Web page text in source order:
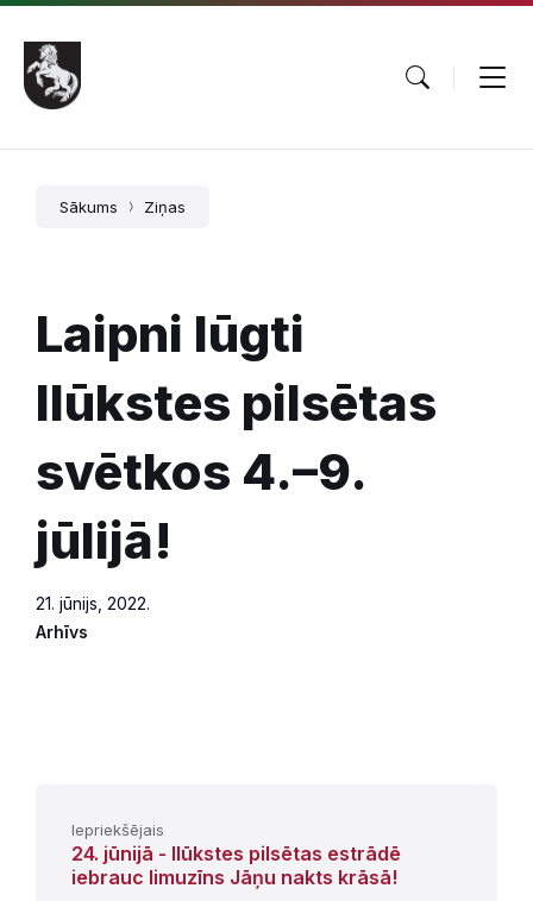
Pāriet
saturu
Skip
main
navigation
Skip
footer
Sākums Ziņas
Laipni lūgti
Ilūkstes pilsētas
svētkos 4.–9.
jūlijā!
21. jūnijs, 2022.
Arhīvs
Iepriekšējais
24. jūnijā - Ilūkstes pilsētas estrādē
iebrauc limuzīns Jāņu nakts krāsā!